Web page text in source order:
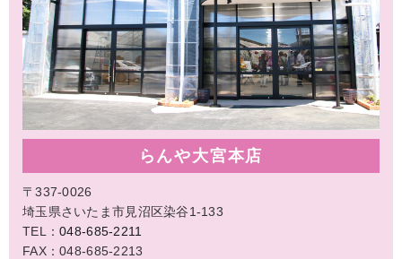
らんや大宮本店
〒337-0026
埼玉県さいたま市見沼区染谷1-133
TEL：048-685-2211
FAX：048-685-2213